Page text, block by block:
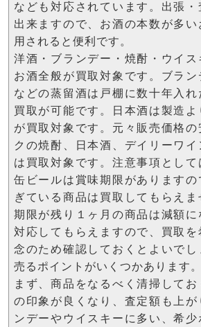
なども対応されています。出張
出来ますので、お酒の本数が多い
用されると便利です。
洋酒・ブランデー・焼酎・ウイ
お酒全般が買取対象です。ブラ
などの蒸留酒は戸棚に数十年入れ
買取が可能です。日本酒は製造
が買取対象です。元々販売価格の
クの焼酎、日本酒、デイリーワ
は買取対象です。注意事項とし
缶ビールは賞味期限がありますの
ぎている商品は買取してもらえ
期限が残り１ヶ月の商品は減額
対応してもらえますので、買取
念のため確認しておくとよいでし
売るポイントがいくつかあります。
まず、商品をなるべく清掃して
の印象が良くなり、査定額も上が
ンデーやウイスキーに多い、希少